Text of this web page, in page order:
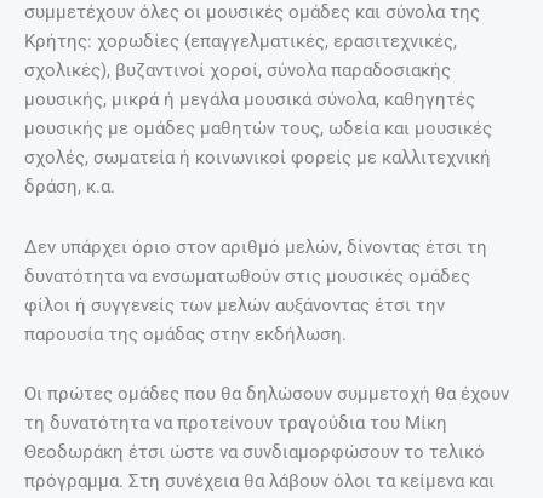
συμμετέχουν όλες οι μουσικές ομάδες και σύνολα της
Κρήτης: χορωδίες (επαγγελματικές, ερασιτεχνικές,
σχολικές), βυζαντινοί χοροί, σύνολα παραδοσιακής
μουσικής, μικρά ή μεγάλα μουσικά σύνολα, καθηγητές
μουσικής με ομάδες μαθητών τους, ωδεία και μουσικές
σχολές, σωματεία ή κοινωνικοί φορείς με καλλιτεχνική
δράση, κ.α.
Δεν υπάρχει όριο στον αριθμό μελών, δίνοντας έτσι τη
δυνατότητα να ενσωματωθούν στις μουσικές ομάδες
φίλοι ή συγγενείς των μελών αυξάνοντας έτσι την
παρουσία της ομάδας στην εκδήλωση.
Οι πρώτες ομάδες που θα δηλώσουν συμμετοχή θα έχουν
τη δυνατότητα να προτείνουν τραγούδια του Μίκη
Θεοδωράκη έτσι ώστε να συνδιαμορφώσουν το τελικό
πρόγραμμα. Στη συνέχεια θα λάβουν όλοι τα κείμενα και